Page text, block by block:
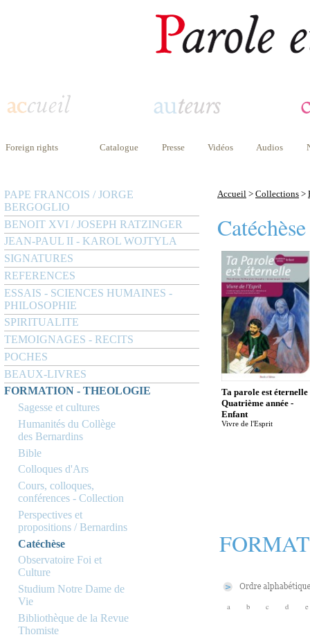
Foreign rights Catalogue Presse Vidéos Audios
PAPE FRANCOIS / JORGE
BERGOGLIO
BENOIT XVI / JOSEPH RATZINGER
JEAN-PAUL II - KAROL WOJTYLA
SIGNATURES
REFERENCES
ESSAIS - SCIENCES HUMAINES -
PHILOSOPHIE
SPIRITUALITE
TEMOIGNAGES - RECITS
POCHES
BEAUX-LIVRES
FORMATION - THEOLOGIE
Sagesse et cultures
Humanités du Collège
des Bernardins
Bible
Colloques d'Ars
Cours, colloques,
conférences - Collection
Perspectives et
propositions / Bernardins
Catéchèse
Observatoire Foi et
Culture
Studium Notre Dame de
Vie
Bibliothèque de la Revue
Thomiste
Accueil > Collections >
Catéchèse
Ta parole est éternelle
Quatrième année -
Enfant
Vivre de l'Esprit
a b c d e